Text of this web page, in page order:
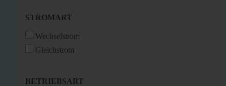
STROMART
STROMART
Wechselstrom
Gleichstrom
BETRIEBSART
BETRIEBSART